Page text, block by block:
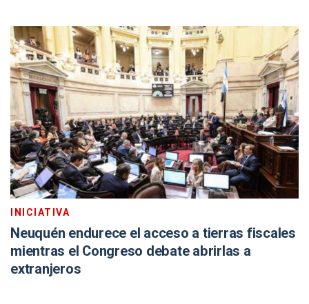
INICIATIVA
Neuquén endurece el acceso a tierras fiscales
mientras el Congreso debate abrirlas a
extranjeros